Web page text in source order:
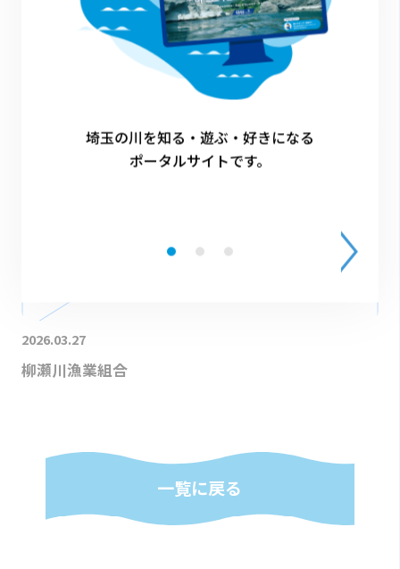
2026.03.27
皆野町立三沢小学校
2026.03.27
柳瀬川漁業組合
一覧に戻る
埼玉の川を知る・遊ぶ・好きになる
ポータルサイトです。